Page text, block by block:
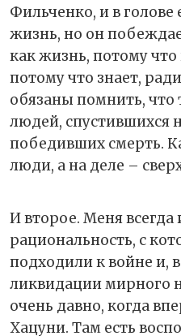
Фильченко, и в голове
жизнь, но он
как жизнь, потому что
потому что знает,
обязаны помнить, что
людей, спустившихся
победивших смерть.
люди, а на деле –
И второе. Меня всегда
рациональность, с
подходили к войне и,
ликвидации мирного
очень давно, когда
Хацуни. Там есть